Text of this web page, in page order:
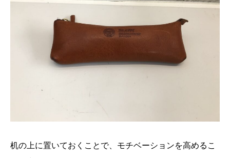
机の上に置いておくことで、モチベーションを高めるこ